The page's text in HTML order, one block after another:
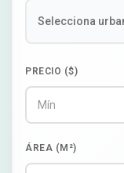
PRECIO ($)
ÁREA (M²)